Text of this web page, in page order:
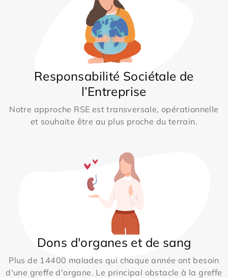
Responsabilité Sociétale de
l’Entreprise
Notre approche RSE est transversale, opérationnelle
et souhaite être au plus proche du terrain.
Dons d'organes et de sang
Plus de 14400 malades qui chaque année ont besoin
d'une greffe d'organe. Le principal obstacle à la greffe